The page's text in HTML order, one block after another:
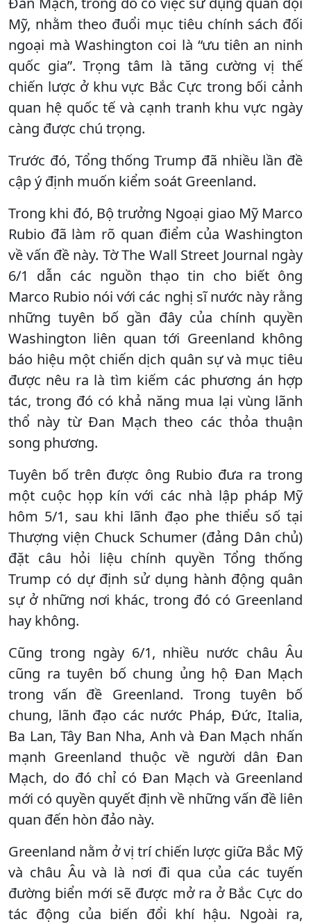
Mỹ, nhằm theo đuổi mục tiêu chính sách đối
ngoại mà Washington coi là “ưu tiên an ninh
quốc gia”. Trọng tâm là tăng cường vị thế
chiến lược ở khu vực Bắc Cực trong bối cảnh
quan hệ quốc tế và cạnh tranh khu vực ngày
càng được chú trọng.
Trước đó, Tổng thống Trump đã nhiều lần đề
cập ý định muốn kiểm soát Greenland.
Trong khi đó, Bộ trưởng Ngoại giao Mỹ Marco
Rubio đã làm rõ quan điểm của Washington
về vấn đề này. Tờ The Wall Street Journal ngày
6/1 dẫn các nguồn thạo tin cho biết ông
Marco Rubio nói với các nghị sĩ nước này rằng
những tuyên bố gần đây của chính quyền
Washington liên quan tới Greenland không
báo hiệu một chiến dịch quân sự và mục tiêu
được nêu ra là tìm kiếm các phương án hợp
tác, trong đó có khả năng mua lại vùng lãnh
thổ này từ Đan Mạch theo các thỏa thuận
song phương.
Tuyên bố trên được ông Rubio đưa ra trong
một cuộc họp kín với các nhà lập pháp Mỹ
hôm 5/1, sau khi lãnh đạo phe thiểu số tại
Thượng viện Chuck Schumer (đảng Dân chủ)
đặt câu hỏi liệu chính quyền Tổng thống
Trump có dự định sử dụng hành động quân
sự ở những nơi khác, trong đó có Greenland
hay không.
Cũng trong ngày 6/1, nhiều nước châu Âu
cũng ra tuyên bố chung ủng hộ Đan Mạch
trong vấn đề Greenland. Trong tuyên bố
chung, lãnh đạo các nước Pháp, Đức, Italia,
Ba Lan, Tây Ban Nha, Anh và Đan Mạch nhấn
mạnh Greenland thuộc về người dân Đan
Mạch, do đó chỉ có Đan Mạch và Greenland
mới có quyền quyết định về những vấn đề liên
quan đến hòn đảo này.
Greenland nằm ở vị trí chiến lược giữa Bắc Mỹ
và châu Âu và là nơi đi qua của các tuyến
đường biển mới sẽ được mở ra ở Bắc Cực do
tác động của biến đổi khí hậu. Ngoài ra,